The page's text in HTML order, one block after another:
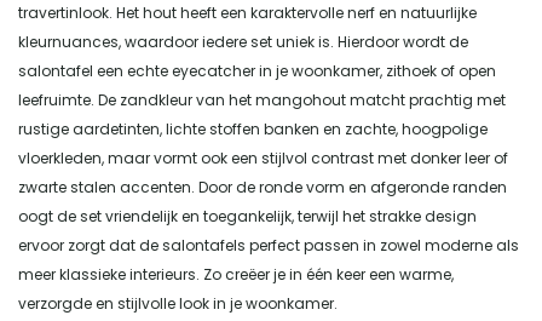
travertinlook. Het hout heeft een karaktervolle nerf en natuurlijke
kleurnuances, waardoor iedere set uniek is. Hierdoor wordt de
salontafel een echte eyecatcher in je woonkamer, zithoek of open
leefruimte. De zandkleur van het mangohout matcht prachtig met
rustige aardetinten, lichte stoffen banken en zachte, hoogpolige
vloerkleden, maar vormt ook een stijlvol contrast met donker leer of
zwarte stalen accenten. Door de ronde vorm en afgeronde randen
oogt de set vriendelijk en toegankelijk, terwijl het strakke design
ervoor zorgt dat de salontafels perfect passen in zowel moderne als
meer klassieke interieurs. Zo creëer je in één keer een warme,
verzorgde en stijlvolle look in je woonkamer.